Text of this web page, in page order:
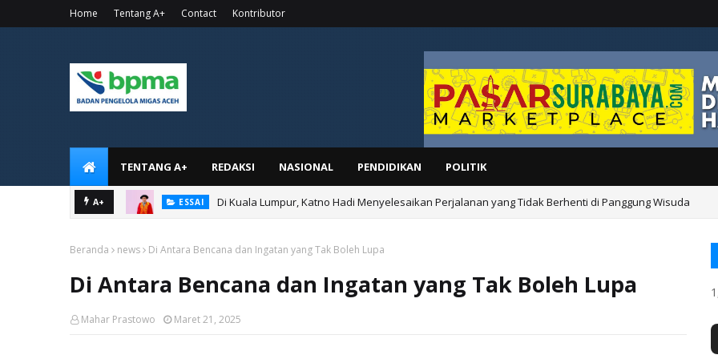
Home Tentang A+ Contact Kontributor
TENTANG A+ REDAKSI NASIONAL PENDIDIKAN POLITIK
A+ ESSAI Di Kuala Lumpur, Katno Hadi Menyelesaikan Perjalanan yang Tidak Berhenti di Panggung Wisuda
Beranda news Di Antara Bencana dan Ingatan yang Tak Boleh Lupa
Di Antara Bencana dan Ingatan yang Tak Boleh Lupa
Mahar Prastowo Maret 21, 2025